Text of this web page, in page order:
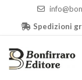
Spedizioni